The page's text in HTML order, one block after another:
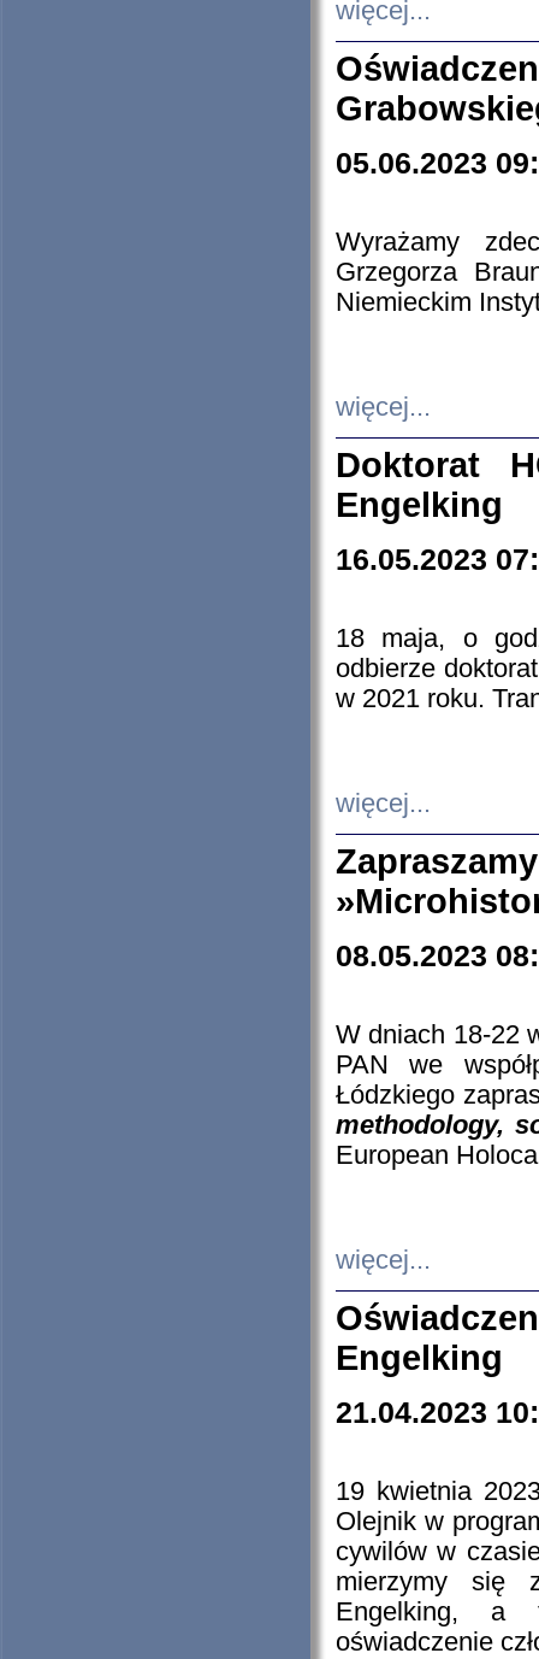
więcej...
05.06.2023
Wyrażamy
Grzegorza
Niemieckim
więcej...
Doktorat
Engelking
16.05.2023
18 maja, o
odbierze
w 2021 roku.
więcej...
08.05.2023
W dniach 18-22
PAN we
Łódzkiego
methodology,
European
więcej...
Engelking
21.04.2023
19 kwietnia
Olejnik w
cywilów w
mierzymy się
Engelking, a
oświadczenie